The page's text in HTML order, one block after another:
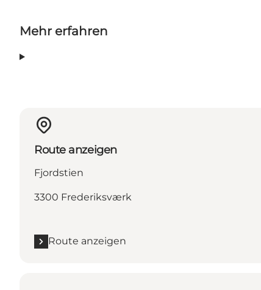
Mehr erfahren
Route anzeigen
Fjordstien
3300 Frederiksværk
Route anzeigen